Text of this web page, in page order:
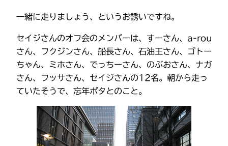
一緒に走りましょう、というお誘いですね。
セイジさんのオフ会のメンバーは、すーさん、a-rou
さん、フクジンさん、船長さん、石油王さん、ゴトー
ちゃん、ミホさん、でっちーさん、のぶおさん、ナガ
さん、フッサさん、セイジさんの12名。朝から走っ
ていたそうで、忘年ポタとのこと。